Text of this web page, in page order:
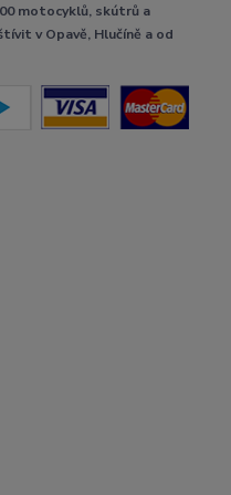
motocyklů, skútrů a
v Opavě, Hlučíně a od